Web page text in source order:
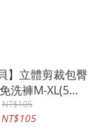
】立體剪裁包臀
洗褲M-XL(5件/
包)
NT$105
NT$105